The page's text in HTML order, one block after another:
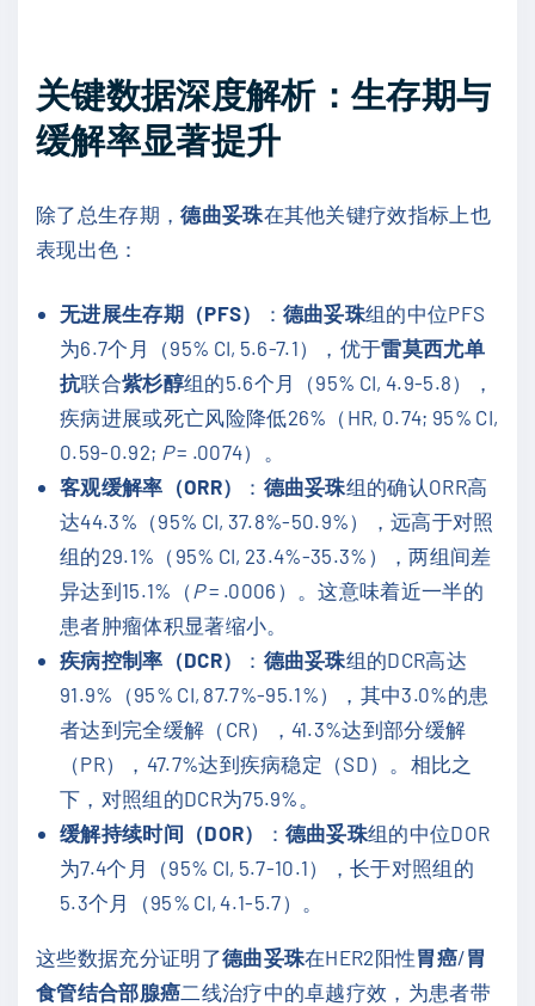
关键数据深度解析：生存期与
缓解率显著提升
除了总生存期，德曲妥珠在其他关键疗效指标上也
表现出色：
无进展生存期（PFS） ： 德曲妥珠组的中位PFS
为6.7个月（95% CI, 5.6-7.1），优于雷莫西尤单
抗联合紫杉醇组的5.6个月（95% CI, 4.9-5.8），
疾病进展或死亡风险降低26%（HR, 0.74; 95% CI,
0.59-0.92; P= .0074）。
客观缓解率（ORR）
： 德曲妥珠组的确认ORR高
达44.3%（95% CI, 37.8%-50.9%），远高于对照
组的29.1%（95% CI, 23.4%-35.3%），两组间差
异达到15.1%（P= .0006）。这意味着近一半的
患者肿瘤体积显著缩小。
疾病控制率（DCR）
： 德曲妥珠组的DCR高达
91.9%（95% CI, 87.7%-95.1%），其中3.0%的患
者达到完全缓解（CR），41.3%达到部分缓解
（PR），47.7%达到疾病稳定（SD）。相比之
下，对照组的DCR为75.9%。
缓解持续时间（DOR）
： 德曲妥珠组的中位DOR
为7.4个月（95% CI, 5.7-10.1），长于对照组的
5.3个月（95% CI, 4.1-5.7）。
这些数据充分证明了德曲妥珠在HER2阳性胃癌/胃
食管结合部腺癌二线治疗中的卓越疗效，为患者带